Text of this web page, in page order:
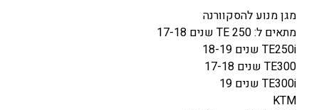
ל
ה
ס
ק
ו
מגן מנוע להסקוורנה
מתאים ל: 250 TE שנים 17-18
TE250i שנים 18-19
TE300 שנים 17-18
TE300i שנים 19
KTM